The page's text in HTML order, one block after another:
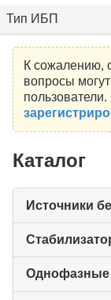
Тип ИБП
К сожалению,
вопросы
Каталог
Источники
Однофазные